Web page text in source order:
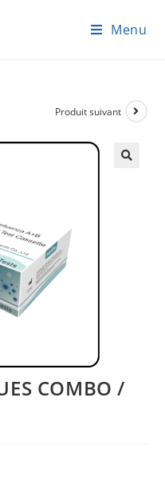
Menu
Produit suivant
COMBO /